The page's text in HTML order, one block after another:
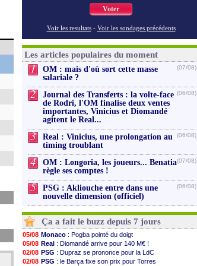
Voter
Voir les resultats - Voir les sondages précédents
Les articles populaires du moment
1
OM : mais d'où sort cette masse
salariale ?
(07/08)
2
Journal des Transferts : la volte-face
de Rodri, l'OM finalise deux ventes
importantes, Vinicius et Diomandé
agitent le Real...
(06/08)
3
Real : Vinicius, une prolongation au
timing troublant
(06/08)
4
OM : Longoria, les joueurs... Benatia
règle ses comptes !
(07/08)
5
PSG : Akliouche entre dans une
nouvelle dimension (officiel)
(06/08)
Ça a fait le buzz depuis 7 jours
05/08 Monaco : Pogba pointé du doigt
05/08 Real : Diomandé arrive pour 140 M€ !
02/08 PSG : Dupraz se prononce pour la LdC
02/08 PSG : le Barça fixe son prix pour Torres